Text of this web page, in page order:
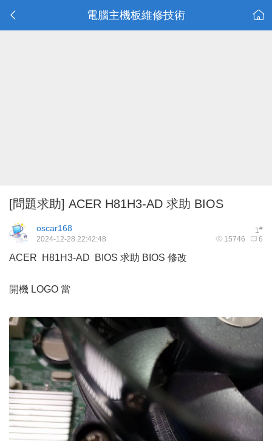
電腦主機板維修技術
[問題求助] ACER H81H3-AD 求助 BIOS
1#
oscar168
15746 6
2024-12-28 22:42:48
ACER H81H3-AD BIOS 求助 BIOS 修改
開機 LOGO 當